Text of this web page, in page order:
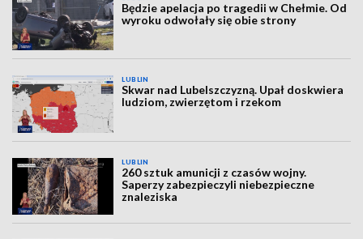
Będzie apelacja po tragedii w Chełmie. Od
wyroku odwołały się obie strony
LUBLIN
Skwar nad Lubelszczyzną. Upał doskwiera
ludziom, zwierzętom i rzekom
LUBLIN
260 sztuk amunicji z czasów wojny.
Saperzy zabezpieczyli niebezpieczne
znaleziska